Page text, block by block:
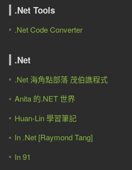
.Net Tools
.Net Code Converter
.Net
.Net 海角點部落 茂伯譙程式
Anita 的.NET 世界
Huan-Lin 學習筆記
In .Net [Raymond Tang]
In 91